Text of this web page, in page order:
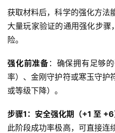
获取材料后，科学的强化方法
大量玩家验证的通用强化步骤
险。
强化前准备 ：确保拥有足够
率）、金刚守护符或寒玉守护
或等级下降）。
步骤1：安全强化期（+1 至 +6
此阶段成功率极高，可直接连